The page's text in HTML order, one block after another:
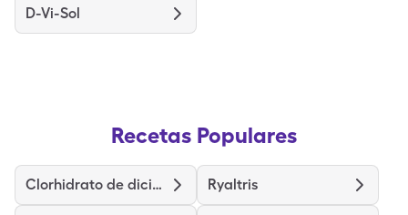
D-Vi-Sol
Recetas Populares
Clorhidrato de diciclomina Ryaltris